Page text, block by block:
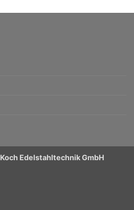
Koch Edelstahltechnik GmbH